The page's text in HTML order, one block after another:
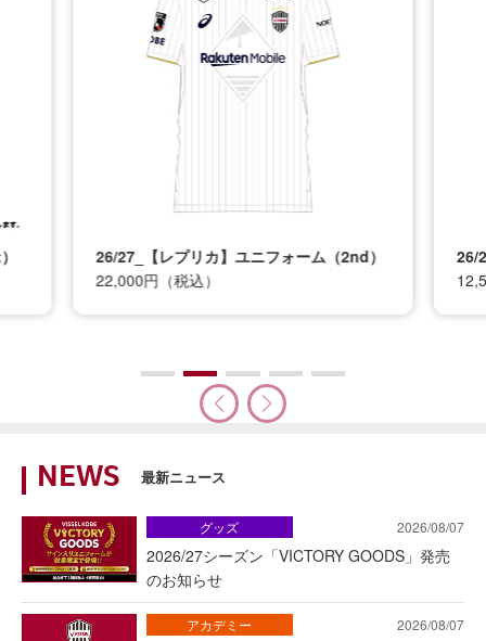
26/27_【レプリカ】ユニフォーム（2nd）
22,000円（税込）
26/
NEWS 最新ニュース
2026/08/07
2026/27シーズン「VICTORY GOODS」発売
のお知らせ
グッズ
2026/08/07
アカデミー